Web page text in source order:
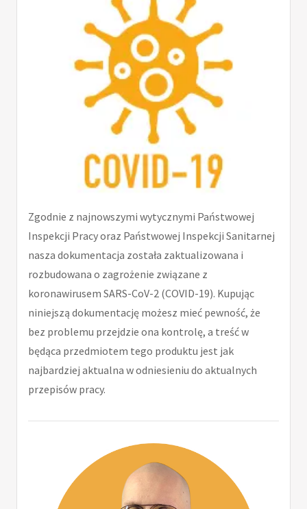
Zgodnie z najnowszymi wytycznymi Państwowej
Inspekcji Pracy oraz Państwowej Inspekcji Sanitarnej
nasza dokumentacja została zaktualizowana i
rozbudowana o zagrożenie związane z
koronawirusem SARS-CoV-2 (COVID-19). Kupując
niniejszą dokumentację możesz mieć pewność, że
bez problemu przejdzie ona kontrolę, a treść w
będąca przedmiotem tego produktu jest jak
najbardziej aktualna w odniesieniu do aktualnych
przepisów pracy.